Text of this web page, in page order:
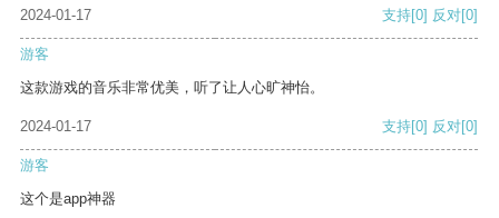
2024-01-17
支持[0] 反对[0]
游客
这款游戏的音乐非常优美，听了让人心旷神怡。
2024-01-17 支持[0] 反对[0]
游客
这个是app神器